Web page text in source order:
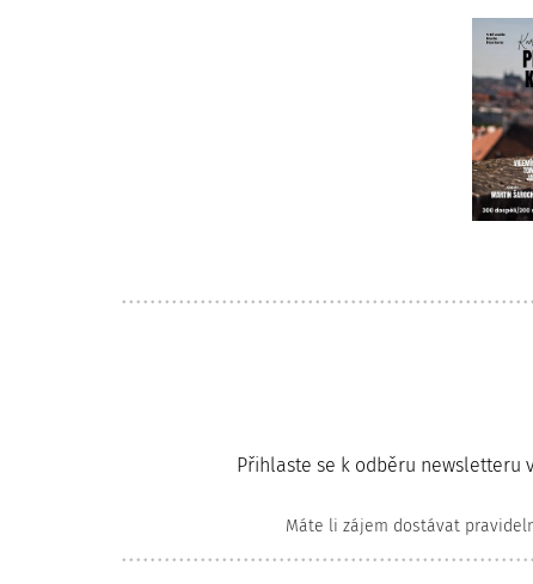
Přihlaste se k odběru newsletteru
Máte li zájem dostávat